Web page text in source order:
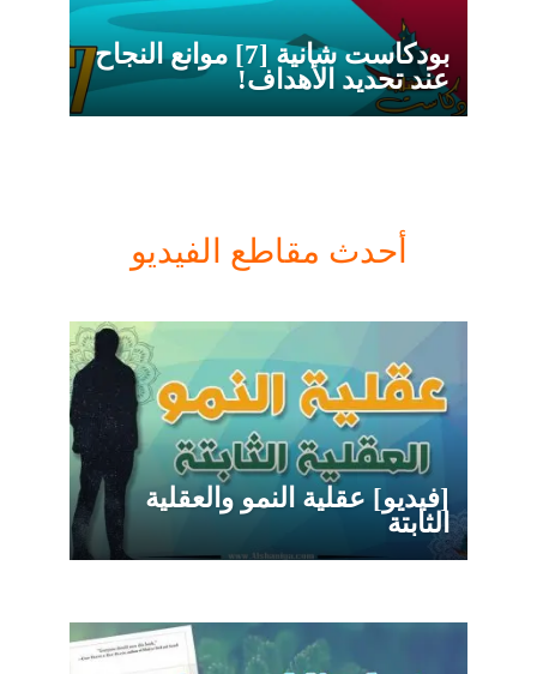
بودكاست شانية [7] موانع النجاح
عند تحديد الأهداف!
أحدث مقاطع الفيديو
[فيديو] عقلية النمو والعقلية
الثابتة